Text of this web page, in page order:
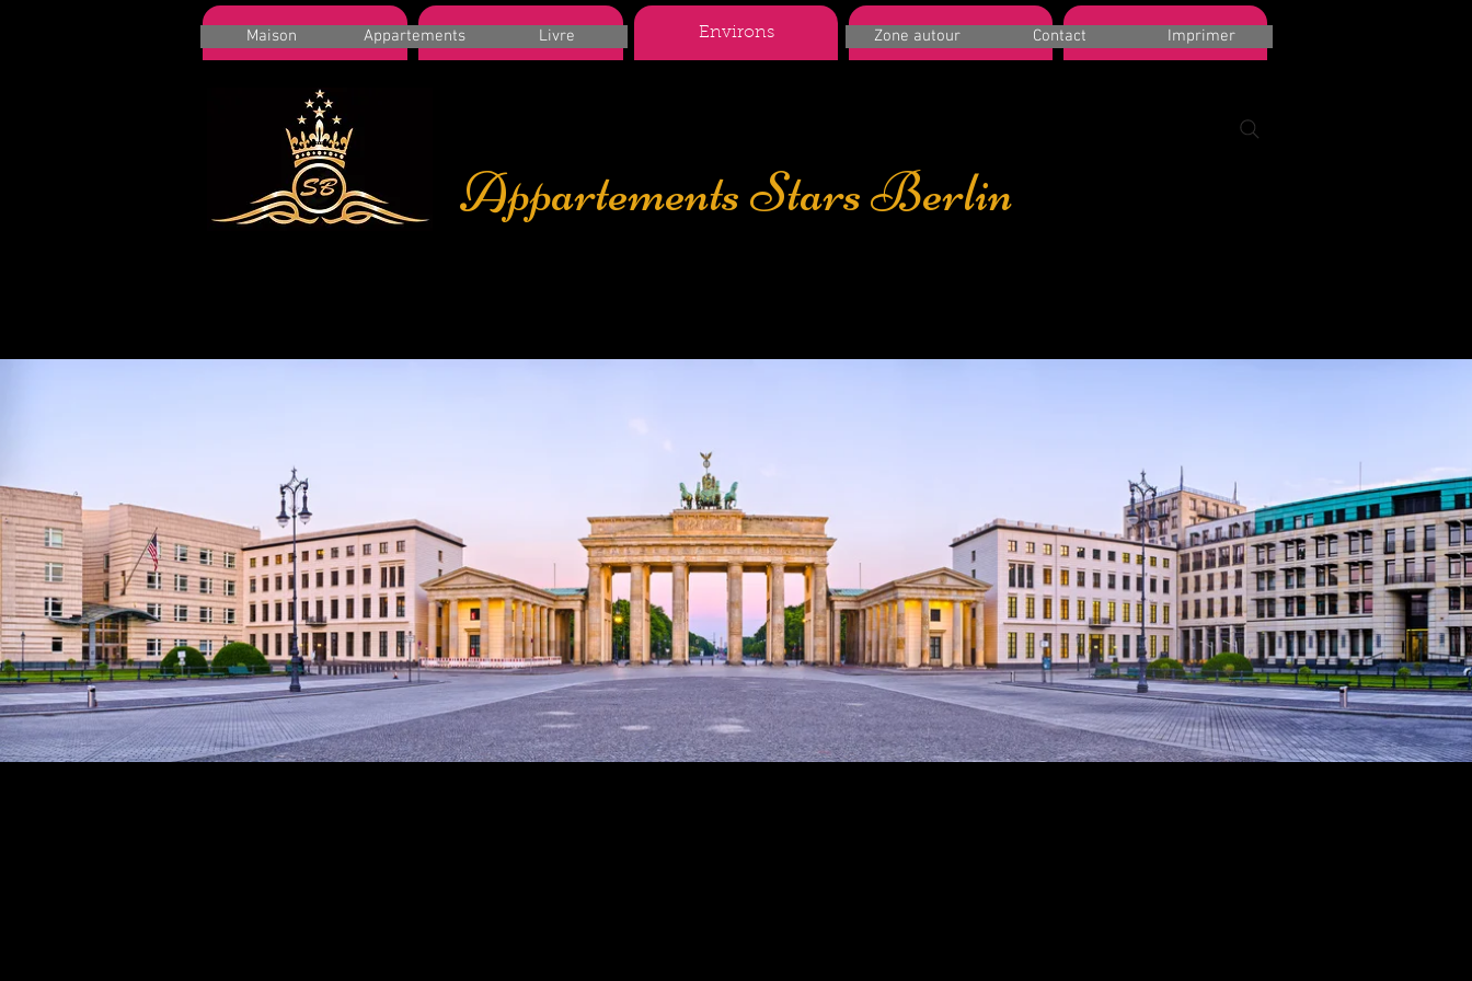
MAISON Appartements Environs More More
Appartements Stars Berlin
Maison Appartements Livre Zone autour Contact Imprimer